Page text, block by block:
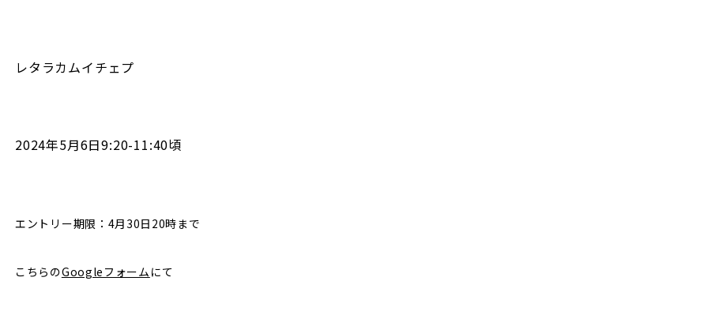
レタラカムイチェプ
2024年5月6日9:20-11:40頃
エントリー期限：4月30日20時まで
こちらのGoogleフォーム にて